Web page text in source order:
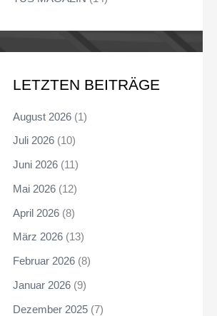
LETZTEN BEITRÄGE
August 2026 (1)
Juli 2026 (10)
Juni 2026 (11)
Mai 2026 (12)
April 2026 (8)
März 2026 (13)
Februar 2026 (8)
Januar 2026 (9)
Dezember 2025 (7)